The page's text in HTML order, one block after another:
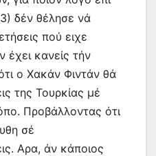
δέν θέλησε νά
πού ειχε
έχει κανείς τήν
ο Χακάν Φιντάν θά
της Τουρκίας μέ
Προβάλλοντας ότι
σέ
Αρα, άν κάποιος